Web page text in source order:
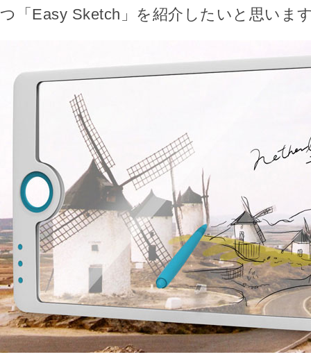
つ「Easy Sketch」を紹介したいと思いま